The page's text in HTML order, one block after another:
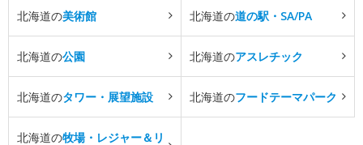
北海道の美術館 北海道の道の駅・SA/PA
北海道の公園 北海道のアスレチック
北海道のタワー・展望施設 北海道のフードテーマパーク
北海道の牧場・レジャー＆リ